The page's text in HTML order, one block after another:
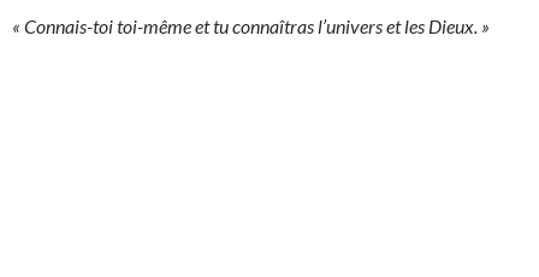
« Connais-toi toi-même et tu connaîtras l’univers et les Dieux. »